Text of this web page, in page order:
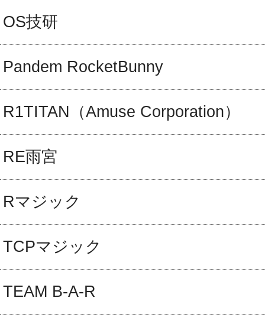
OS技研
Pandem RocketBunny
R1TITAN（Amuse Corporation）
RE雨宮
Rマジック
TCPマジック
TEAM B-A-R